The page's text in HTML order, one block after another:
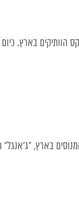
בארץ,